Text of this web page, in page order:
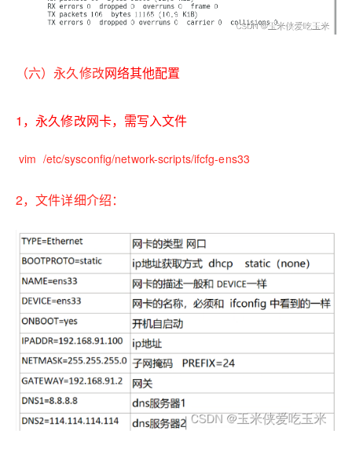
（六）永久修改网络其他配置
1，永久修改网卡，需写入文件
vim /etc/sysconfig/network-scripts/ifcfg-ens33
2，文件详细介绍：